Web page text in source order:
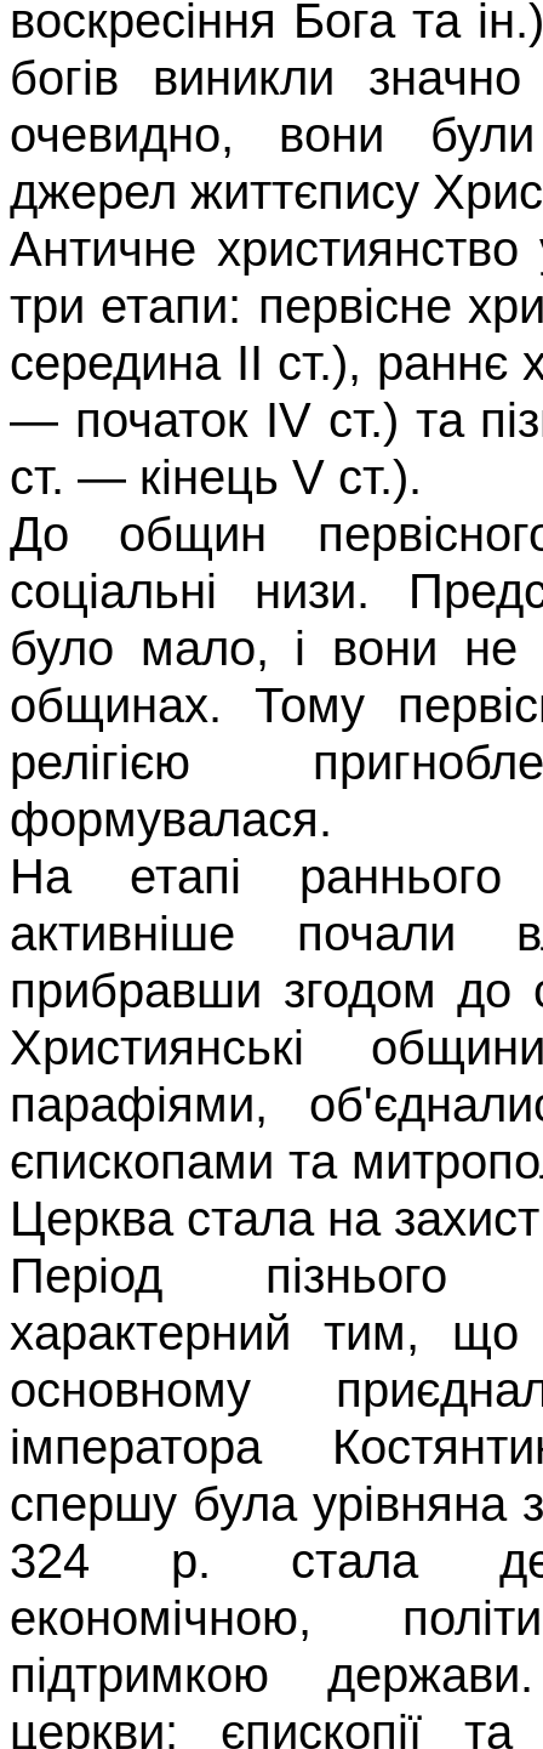
воскресіння Бога та
богів виникли
очевидно, вони
джерел життєпису
Античне
три етапи: первісне
середина II ст.), раннє
— початок IV ст.) та п
ст. — кінець V ст.).
До общин
соціальні низи.
було мало, і вони не
общинах. Тому
релігією
формувалася.
На етапі
активніше почали
прибравши згодом до
Християнські
парафіями,
єпископами та
Церква стала на
Період пізнього
характерний тим, що
основному
імператора
спершу була урівняназ
324 р. стала
економічною,
підтримкою
церкви: єпископії та